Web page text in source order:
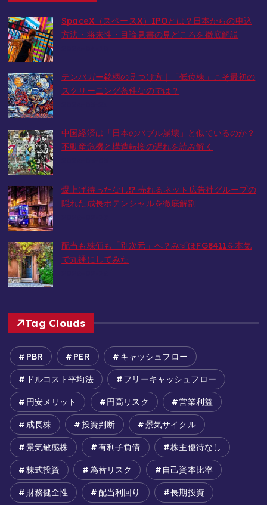
SpaceX（スペースX）IPOとは？日本からの申込
方法・将来性・目論見書の見どころを徹底解説
テンバガー銘柄の見つけ方｜「低位株」こそ最初の
スクリーニング条件なのでは？
中国経済は「日本のバブル崩壊」と似ているのか？
不動産危機と構造転換の遅れを読み解く
爆上げ待ったなし!? 売れるネット広告社グループの
隠れた成長ポテンシャルを徹底解剖
配当も株価も「別次元」へ？みずほFG8411を本気
で丸裸にしてみた
Tag Clouds
PBR PER キャッシュフロー
ドルコスト平均法 フリーキャッシュフロー
円安メリット 円高リスク 営業利益
成長株 投資判断 景気サイクル
景気敏感株 有利子負債 株主優待なし
株式投資 為替リスク 自己資本比率
財務健全性 配当利回り 長期投資